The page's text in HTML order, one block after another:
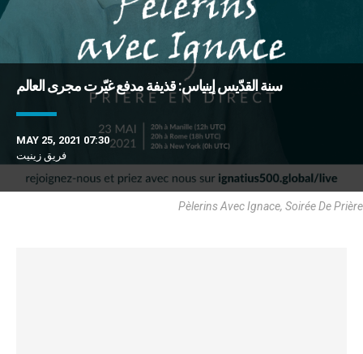
سنة القدّيس إينياس: قذيفة مدفع غيّرت مجرى العالم
MAY 25, 2021 07:30
فريق زينيت
Pèlerins Avec Ignace, Soirée De Prière